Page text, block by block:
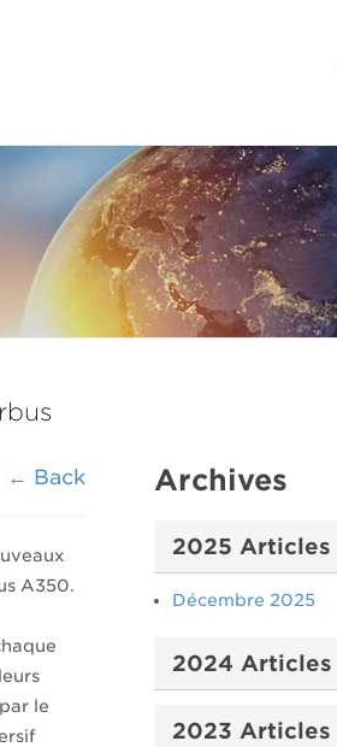
← Back
A350.
le
Archives
2025 Articles
Décembre 2025
2024 Articles
2023 Articles